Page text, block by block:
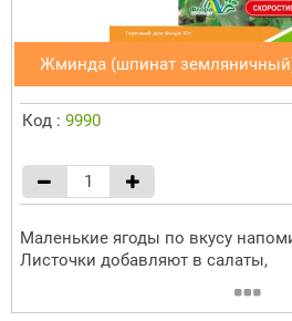
Жминда (шпинат
Код : 9990
Маленькие ягоды по вкусу
Листочки добавляют в салаты,